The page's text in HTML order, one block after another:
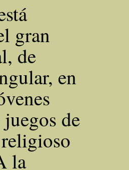
gran
de
en
de
la